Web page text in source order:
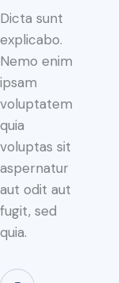
Dicta sunt
explicabo.
Nemo enim
ipsam
voluptatem
quia
voluptas sit
aspernatur
aut odit aut
fugit, sed
quia.